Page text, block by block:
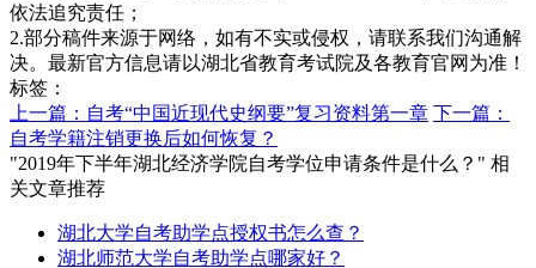
依法追究责任；
2.部分稿件来源于网络，如有不实或侵权，请联系我们沟通解
决。最新官方信息请以湖北省教育考试院及各教育官网为准！
标签：
上一篇：自考“中国近现代史纲要”复习资料第一章 下一篇：
自考学籍注销更换后如何恢复？
"2019年下半年湖北经济学院自考学位申请条件是什么？" 相
关文章推荐
湖北大学自考助学点授权书怎么查？
湖北师范大学自考助学点哪家好？